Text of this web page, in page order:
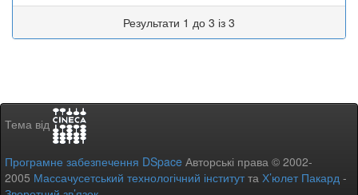
Результати 1 до 3 із 3
Тема від
Програмне забезпечення DSpace Авторські права © 2002-
2005 Массачусетський технологічний інститутта Х’юлет Пакард -